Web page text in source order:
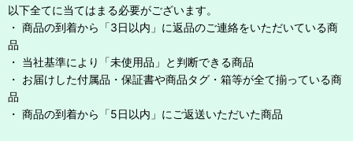
以下全てに当てはまる必要がございます。
・ 商品の到着から「3日以内」に返品のご連絡をいただいている商
品
・ 当社基準により「未使用品」と判断できる商品
・ お届けした付属品・保証書や商品タグ・箱等が全て揃っている商
品
・ 商品の到着から「5日以内」にご返送いただいた商品